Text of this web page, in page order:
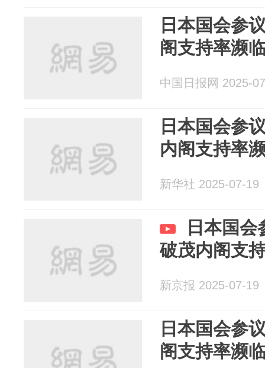
日本国会参
阁支持率濒
中国日报网 2025-
日本国会参
内阁支持率
新华社 2025-07-19
日本国
破茂内阁支
新京报 2025-07-19
日本国会参
阁支持率濒